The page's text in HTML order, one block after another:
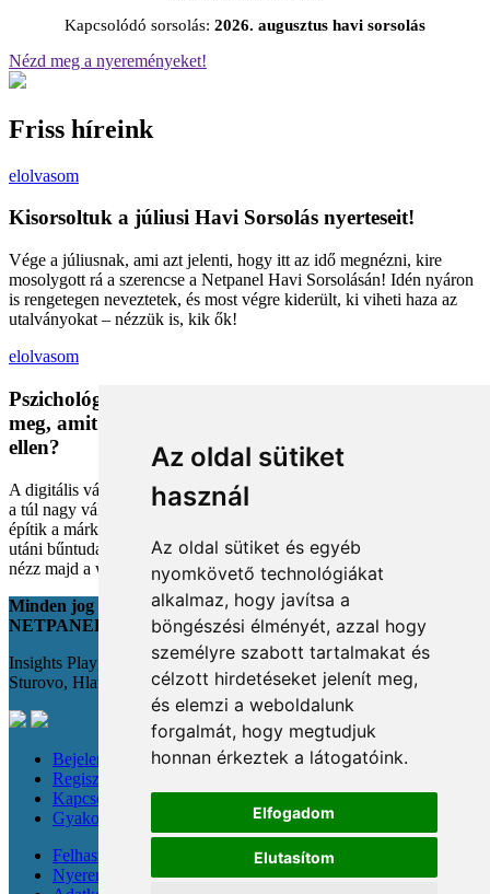
Az oldal sütiket
használ
Az oldal sütiket és egyéb
nyomkövető technológiákat
alkalmaz, hogy javítsa a
böngészési élményét, azzal hogy
személyre szabott tartalmakat és
célzott hirdetéseket jelenít meg,
és elemzi a weboldalunk
forgalmát, hogy megtudjuk
honnan érkeztek a látogatóink.
Elfogadom
Elutasítom
Kapcsolódó sorsolás: 2026. augusztus havi sorsolás
Nézd meg a nyereményeket!
Friss híreink
elolvasom
Kisorsoltuk a júliusi Havi Sorsolás nyerteseit!
Vége a júliusnak, ami azt jelenti, hogy itt az idő megnézni, kire
mosolygott rá a szerencse a Netpanel Havi Sorsolásán! Idén nyáron
is rengetegen neveztetek, és most végre kiderült, ki viheti haza az
utalványokat – nézzük is, kik ők!
elolvasom
Pszichológiai trükkök a kosárban: Miért vesszük
meg, amit megveszünk, és mit tehetünk a bűntudat
ellen?
A digitális vásárlás kényelmes, de tele van pszichológiai csapdákkal
a túl nagy választéktól a hosszas böngészésig. Megmutatjuk, hogyan
építik a márkák a bizalmadat online, és miként kerüld el a vásárlás
utáni bűntudatot tudatos döntésekkel. Készülj fel, hogy máshogy
nézz majd a webshopokra!
Minden jog fenntartva
NETPANEL
Insights Playground s.r.o.;
Sturovo, Hlavná 22., 943 01
Bejelentkezés
Regisztráció
Kapcsolat
Gyakori kérdések
Felhasználási feltételek
Nyereménysorsolási szabályzat